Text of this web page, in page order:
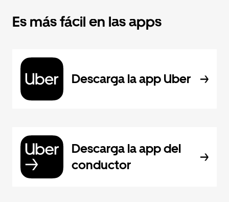
Es más fácil en las apps
Descarga la app Uber
Descarga la app del
conductor